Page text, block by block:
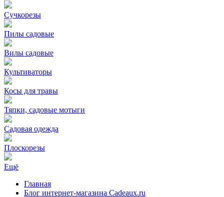
Сучкорезы
Пилы садовые
Вилы садовые
Культиваторы
Косы для травы
Тяпки, садовые мотыги
Садовая одежда
Плоскорезы
Ещё
Главная
Блог интернет-магазина Cadeaux.ru